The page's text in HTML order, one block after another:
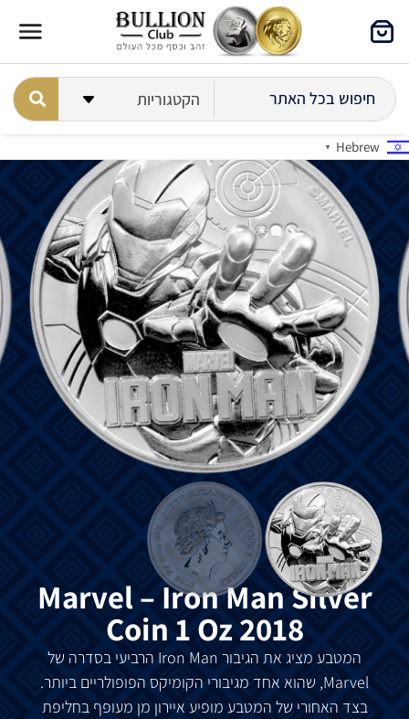
Hebrew
▼
Marvel – Iron Man Silver
Coin 1 Oz 2018
המטבע מציג את הגיבור Iron Man הרביעי בסדרה של
Marvel, שהוא אחד מגיבורי הקומיקס הפופולריים ביותר.
בצד האחורי של המטבע מופיע איירון מן מעופף בחליפת